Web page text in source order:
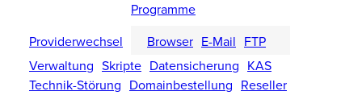
Providerwechsel
Programme
Browser E-Mail FTP
Verwaltung Skripte Datensicherung KAS
Technik-Störung Domainbestellung Reseller